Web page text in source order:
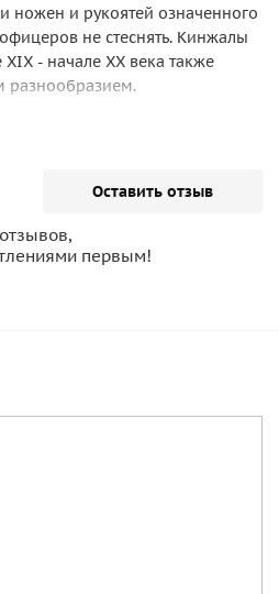
ножен и рукоятей означенного
не стеснять. Кинжалы
- начале ХХ века также
разнообразием.
Оставить отзыв
первым!